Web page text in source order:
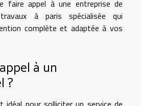
faire appel à une entreprise de
à paris spécialisée qui
complète et adaptée à vos
à un
?